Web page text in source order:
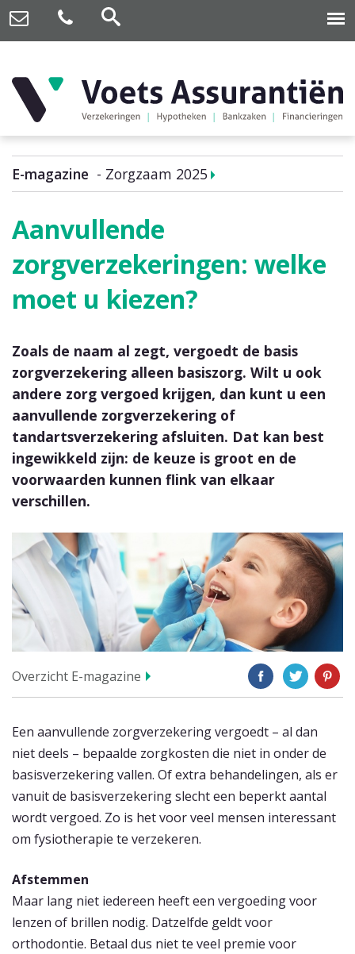
E-magazine Zorgzaam 2025
Aanvullende
zorgverzekeringen: welke
moet u kiezen?
Zoals de naam al zegt, vergoedt de basis
zorgverzekering alleen basiszorg. Wilt u ook
andere zorg vergoed krijgen, dan kunt u een
aanvullende zorgverzekering of
tandartsverzekering afsluiten. Dat kan best
ingewikkeld zijn: de keuze is groot en de
voorwaarden kunnen flink van elkaar
verschillen.
Overzicht E-magazine
Een aanvullende zorgverzekering vergoedt – al dan
niet deels – bepaalde zorgkosten die niet in onder de
basisverzekering vallen. Of extra behandelingen, als er
vanuit de basisverzekering slecht een beperkt aantal
wordt vergoed. Zo is het voor veel mensen interessant
om fysiotherapie te verzekeren.
Afstemmen
Maar lang niet iedereen heeft een vergoeding voor
lenzen of brillen nodig. Datzelfde geldt voor
orthodontie. Betaal dus niet te veel premie voor